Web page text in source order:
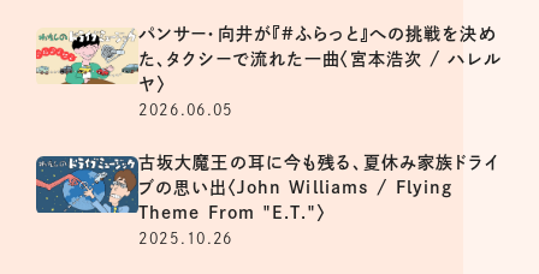
パンサー・向井が『#ふらっと』への挑戦を決め
た、タクシーで流れた一曲〈宮本浩次 / ハレル
ヤ〉
2026.06.05
古坂大魔王の耳に今も残る、夏休み家族ドライ
ブの思い出〈John Williams / Flying
Theme From "E.T."〉
2025.10.26